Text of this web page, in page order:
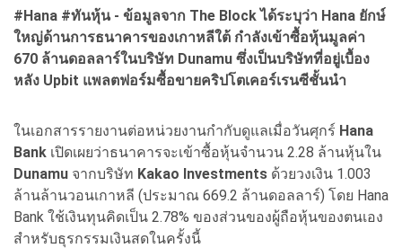
#Hana #ทันหุ้น - ข้อมูลจาก The Blockได้ระบุว่า Hana ยักษ์
ใหญ่ด้านการธนาคารของเกาหลีใต้ กำลังเข้าซื้อหุ้นมูลค่า
670 ล้านดอลลาร์ในบริษัท Dunamu ซึ่งเป็นบริษัทที่อยู่เบื้อง
หลัง Upbit แพลตฟอร์มซื้อขายคริปโตเคอร์เรนซีชั้นนำ
ในเอกสารรายงานต่อหน่วยงานกำกับดูแลเมื่อวันศุกร์ Hana
Bank เปิดเผยว่าธนาคารจะเข้าซื้อหุ้นจำนวน 2.28 ล้านหุ้นใน
Dunamu จากบริษัท Kakao Investments ด้วยวงเงิน 1.003
ล้านล้านวอนเกาหลี (ประมาณ 669.2 ล้านดอลลาร์) โดย Hana
Bank ใช้เงินทุนคิดเป็น 2.78% ของส่วนของผู้ถือหุ้นของตนเอง
สำหรับธุรกรรมเงินสดในครั้งนี้